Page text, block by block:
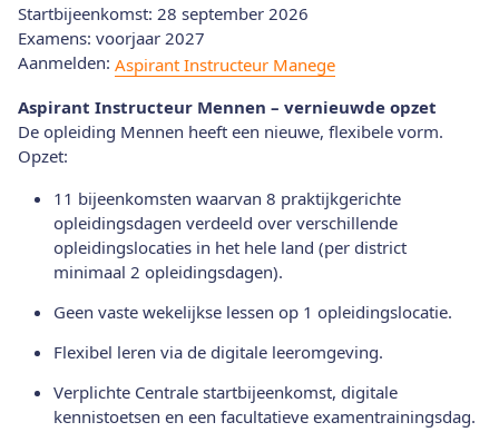
Startbijeenkomst: 28 september 2026
Examens: voorjaar 2027
Aanmelden: Aspirant Instructeur Manege
Aspirant Instructeur Mennen – vernieuwde opzet
De opleiding Mennen heeft een nieuwe, flexibele vorm.
Opzet:
11 bijeenkomsten waarvan 8 praktijkgerichte
opleidingsdagen verdeeld over verschillende
opleidingslocaties in het hele land (per district
minimaal 2 opleidingsdagen).
Geen vaste wekelijkse lessen op 1 opleidingslocatie.
Flexibel leren via de digitale leeromgeving.
Verplichte Centrale startbijeenkomst, digitale
kennistoetsen en een facultatieve examentrainingsdag.